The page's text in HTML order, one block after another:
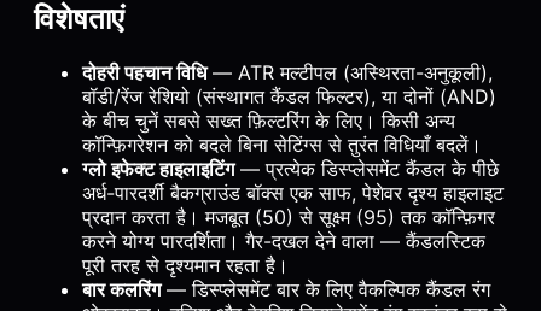
विशेषताएं
दोहरी पहचान विधि— ATR मल्टीपल (अस्थिरता-अनुकूली),
बॉडी/रेंज रेशियो (संस्थागत कैंडल फिल्टर), या दोनों (AND)
के बीच चुनें सबसे सख्त फ़िल्टरिंग के लिए। किसी अन्य
कॉन्फ़िगरेशन को बदले बिना सेटिंग्स से तुरंत विधियाँ बदलें।
ग्लो इफेक्ट हाइलाइटिंग— प्रत्येक डिस्प्लेसमेंट कैंडल के पीछे
अर्ध-पारदर्शी बैकग्राउंड बॉक्स एक साफ, पेशेवर दृश्य हाइलाइट
प्रदान करता है। मजबूत (50) से सूक्ष्म (95) तक कॉन्फ़िगर
करने योग्य पारदर्शिता। गैर-दखल देने वाला — कैंडलस्टिक
पूरी तरह से दृश्यमान रहता है।
बार कलरिंग— डिस्प्लेसमेंट बार के लिए वैकल्पिक कैंडल रंग